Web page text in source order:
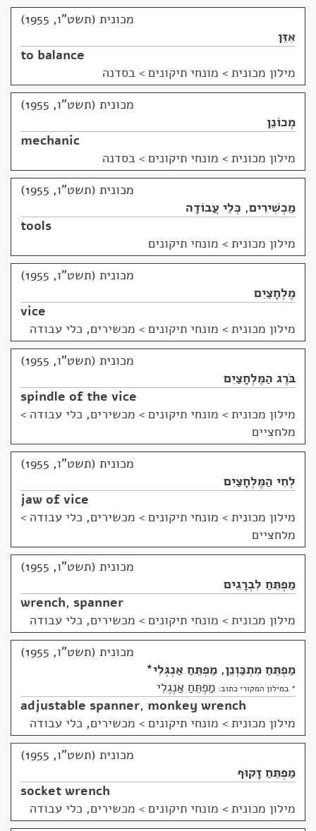
מכונית (תשט"ו, 1955)
אִזֵּן
to balance
מילון מכונית > מונחי תיקונים > בסדנה
מכונית (תשט"ו, 1955)
מְכוֹנֵן
mechanic
מילון מכונית > מונחי תיקונים > בסדנה
מכונית (תשט"ו, 1955)
מַכְשִׁירִים, כְּלֵי עֲבוֹדָה
tools
מילון מכונית > מונחי תיקונים
מכונית (תשט"ו, 1955)
מֶלְחָצַיִם
vice
מילון מכונית > מונחי תיקונים > מכשירים, כלי עבודה
מכונית (תשט"ו, 1955)
בֹּרֶג הַמֶּלְחָצַיִם
spindle of the vice
מילון מכונית > מונחי תיקונים > מכשירים, כלי עבודה >
מלחציים
מכונית (תשט"ו, 1955)
לְחִי הַמֶּלְחָצַיִם
jaw of vice
מילון מכונית > מונחי תיקונים > מכשירים, כלי עבודה >
מלחציים
מכונית (תשט"ו, 1955)
מַפְתֵּחַ לִבְרָגִים
wrench, spanner
מילון מכונית > מונחי תיקונים > מכשירים, כלי עבודה
מכונית (תשט"ו, 1955)
מַפְתֵּחַ מִתְכַּוְנֵן, מַפְתֵּחַ אַנְגְּלִי*
* במילון המקורי כתוב: מַפְתֵּחַ אַנְגְלִי
adjustable spanner, monkey wrench
מילון מכונית > מונחי תיקונים > מכשירים, כלי עבודה
מכונית (תשט"ו, 1955)
מַפְתֵּחַ זָקוּף
socket wrench
מילון מכונית > מונחי תיקונים > מכשירים, כלי עבודה